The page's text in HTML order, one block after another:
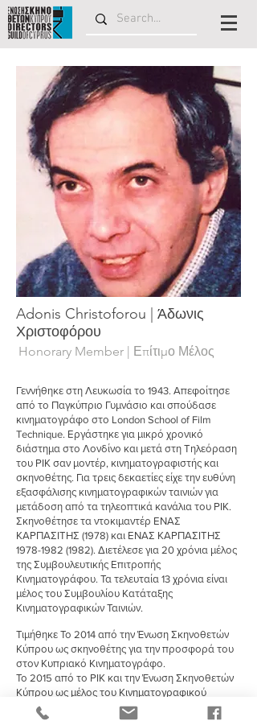
Adonis Christoforou | Άδωνις
Χριστοφόρου
Honorary Member | Επίτιμο Μέλος
Γεννήθηκε στη Λευκωσία το 1943. Απεφοίτησε
από το Παγκύπριο Γυμνάσιο και σπούδασε
κινηματογράφο στο London School of Film
Technique. Εργάστηκε για μικρό χρονικό
διάστημα στο Λονδίνο και μετά στη Τηλεόραση
του ΡΙΚ σαν μοντέρ, κινηματογραφιστής και
σκηνοθέτης. Για τρεις δεκαετίες είχε την ευθύνη
εξασφάλισης κινηματογραφικών ταινιών για
μετάδοση από τα τηλεοπτικά κανάλια του ΡΙΚ.
Σκηνοθέτησε τα ντοκιμαντέρ ΕΝΑΣ
ΚΑΡΠΑΣΙΤΗΣ (1978) και ΕΝΑΣ ΚΑΡΠΑΣΙΤΗΣ
1978-1982 (1982). Διετέλεσε για 20 χρόνια μέλος
της Συμβουλευτικής Επιτροπής
Κινηματογράφου. Τα τελευταία 13 χρόνια είναι
μέλος του Συμβουλίου Κατάταξης
Κινηματογραφικών Ταινιών.
Τιμήθηκε Το 2014 από την Ένωση Σκηνοθετών
Κύπρου ως σκηνοθέτης για την προσφορά του
στον Κυπριακό Κινηματογράφο.
Το 2015 από το ΡΙΚ και την Ένωση Σκηνοθετών
Κύπρου ως μέλος του Κινηματογραφικού
Συνεργείου του ΡΙΚ για την προσφορά του στην